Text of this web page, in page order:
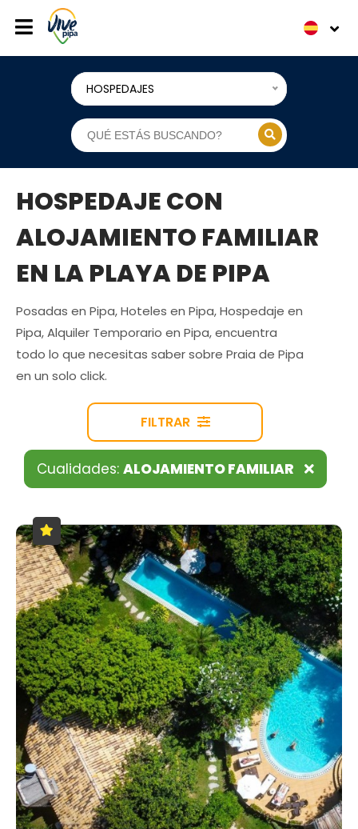
HOSPEDAJES
HOSPEDAJE CON
ALOJAMIENTO FAMILIAR
EN LA PLAYA DE PIPA
Posadas en Pipa, Hoteles en Pipa, Hospedaje en
Pipa, Alquiler Temporario en Pipa, encuentra
todo lo que necesitas saber sobre Praia de Pipa
en un solo click.
FILTRAR
Cualidades: ALOJAMIENTO FAMILIAR